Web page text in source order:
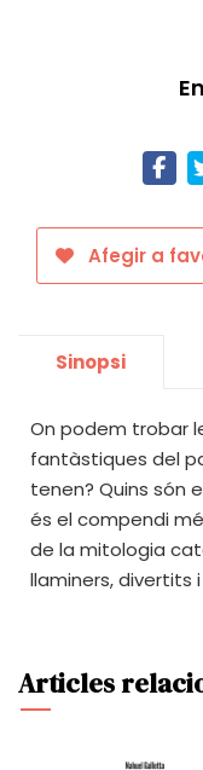
Afegir a
Sinopsi
On podem trobar
fantàstiques del
tenen? Quins són
és el compendi
de la mitologia
llaminers, divertits
Articles